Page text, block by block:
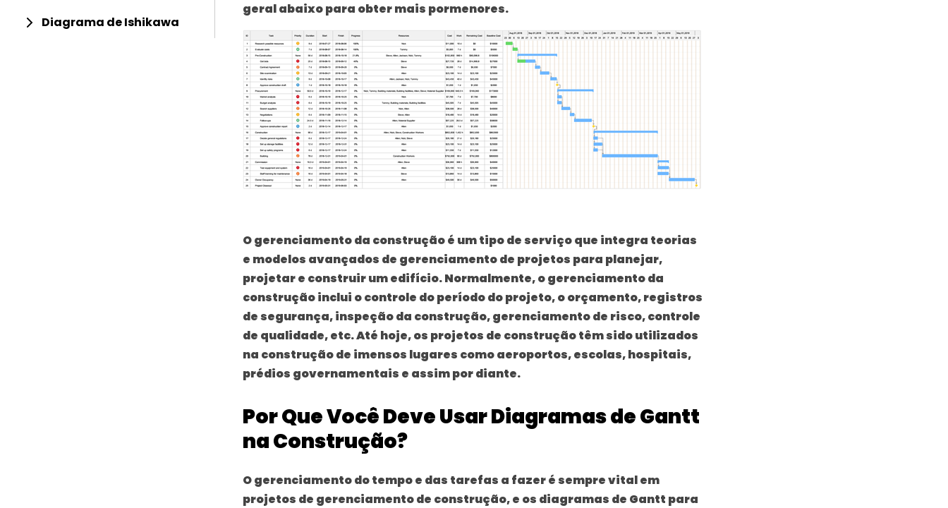
Diagrama de Ishikawa
geral abaixo para obter mais pormenores.
Ogerenciamento da construçãoé um tipo de serviço que integra teorias
e modelos avançados de gerenciamento de projetos para planejar,
projetar e construir um edifício. Normalmente, o gerenciamento da
construção inclui o controle do período do projeto, o orçamento, registros
de segurança, inspeção da construção, gerenciamento de risco, controle
de qualidade, etc. Até hoje, os projetos de construção têm sido utilizados
na construção de imensos lugares como aeroportos, escolas, hospitais,
prédios governamentais e assim por diante.
Por Que Você Deve Usar Diagramas de Gantt
na Construção?
O gerenciamento do tempo e das tarefas a fazer é sempre vital em
projetos de gerenciamento de construção, e os diagramas de Gantt para